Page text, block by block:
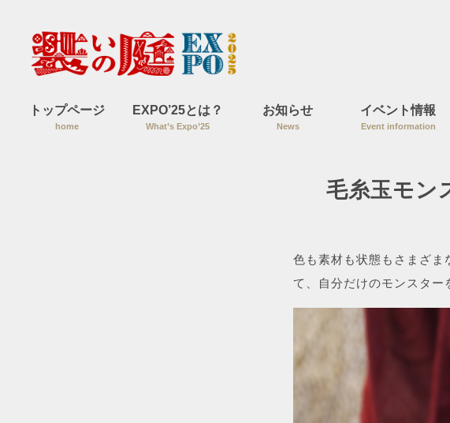
トップページ
home
EXPO’25とは？
What’s Expo’25
お知らせ
News
イベント情報
Event information
毛糸玉モン
色も素材も状態もさまざま
て、自分だけのモンスター